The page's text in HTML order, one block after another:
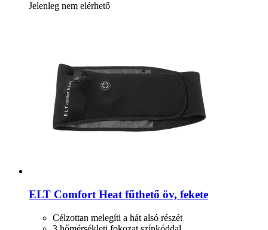
Jelenleg nem elérhető
ELT Comfort Heat fűthető öv, fekete
Célzottan melegíti a hát alsó részét